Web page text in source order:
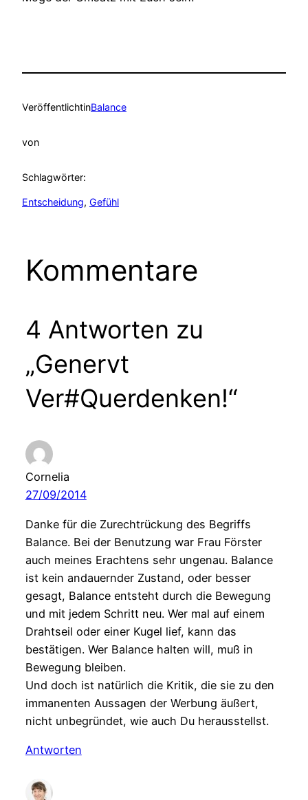
VeröffentlichtinBalance
von
Schlagwörter:
Entscheidung, Gefühl
Kommentare
4 Antworten zu
„Genervt
Ver#Querdenken!“
Cornelia
27/09/2014
Danke für die Zurechtrückung des Begriffs
Balance. Bei der Benutzung war Frau Förster
auch meines Erachtens sehr ungenau. Balance
ist kein andauernder Zustand, oder besser
gesagt, Balance entsteht durch die Bewegung
und mit jedem Schritt neu. Wer mal auf einem
Drahtseil oder einer Kugel lief, kann das
bestätigen. Wer Balance halten will, muß in
Bewegung bleiben.
Und doch ist natürlich die Kritik, die sie zu den
immanenten Aussagen der Werbung äußert,
nicht unbegründet, wie auch Du herausstellst.
Antworten